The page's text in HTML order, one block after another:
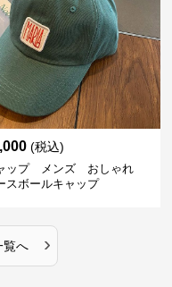
(税込)
ップ メンズ おしゃれ
スボールキャップ
覧へ ›